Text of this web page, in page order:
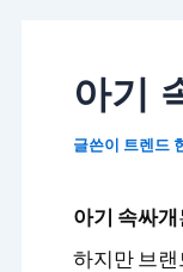
아기
글쓴이 트렌드
아기 속싸개
하지만 브